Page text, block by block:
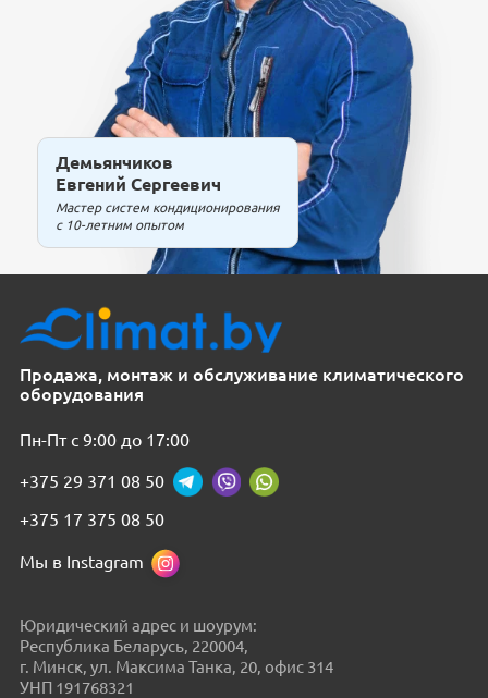
Демьянчиков
Евгений Сергеевич
Мастер систем кондиционирования
с 10-летним опытом
Продажа, монтаж и обслуживание климатического
оборудования
Пн-Пт с 9:00 до 17:00
+375 29 371 08 50
+375 17 375 08 50
Мы в Instagram
Юридический адрес и шоурум:
Республика Беларусь, 220004,
г. Минск, ул. Максима Танка, 20, офис 314
УНП 191768321